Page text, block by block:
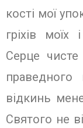
кості мої
гріхів моїх
Серце
відкинь
Святого не